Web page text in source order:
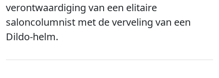
verontwaardiging van een elitaire
saloncolumnist met de verveling van een
Dildo-helm.